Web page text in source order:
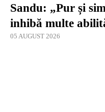
Sandu: „Pur și
inhibă multe
05 AUGUST 2026